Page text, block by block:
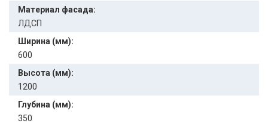
Материал фасада:
ЛДСП
Ширина (мм):
600
Высота (мм):
1200
Глубина (мм):
350